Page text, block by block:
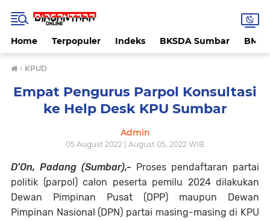
Home Terpopuler Indeks BKSDA Sumbar
› KPUD
Empat Pengurus Parpol Konsultasi
ke Help Desk KPU Sumbar
Admin
05 August 2022 | August 05, 2022 WIB
D'On, Padang (Sumbar),- Proses pendaftaran partai
politik (parpol) calon peserta pemilu 2024 dilakukan
Dewan Pimpinan Pusat (DPP) maupun Dewan
Pimpinan Nasional (DPN) partai masing-masing di KPU